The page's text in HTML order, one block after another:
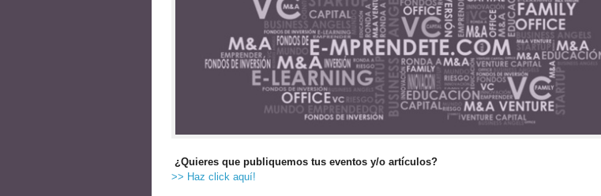
¿Quieres que publiquemos tus eventos y/o artículos?
>> Haz click aquí!